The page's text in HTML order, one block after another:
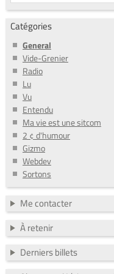
Catégories
General
Vide-Grenier
Radio
Lu
Vu
Entendu
Ma vie est une sitcom
2 ¢ d'humour
Gizmo
Webdev
Sortons
Me contacter
À retenir
Derniers billets